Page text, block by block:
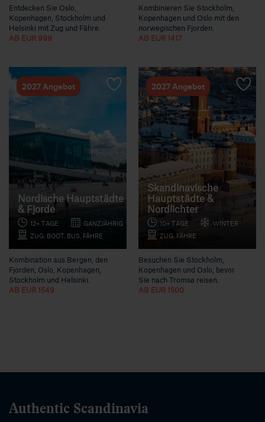
Entdecken Sie Oslo,
Kopenhagen, Stockholm und
Helsinki mit Zug und Fähre.
AB EUR 999
Kombinieren Sie Stockholm,
Kopenhagen und Oslo mit den
norwegischen Fjorden.
AB EUR 1417
2027 Angebot
Nordische Hauptstädte
& Fjorde
12+ TAGE
GANZJÄHRIG
ZUG, BOOT, BUS, FÄHRE
Kombination aus Bergen, den
Fjorden, Oslo, Kopenhagen,
Stockholm und Helsinki.
AB EUR 1549
2027 Angebot
Skandinavische
Hauptstädte &
Nordlichter
10+ TAGE
WINTER
ZUG, FÄHRE
Besuchen Sie Stockholm,
Kopenhagen und Oslo, bevor
Sie nach Tromsø reisen.
AB EUR 1500
Authentic Scandinavia